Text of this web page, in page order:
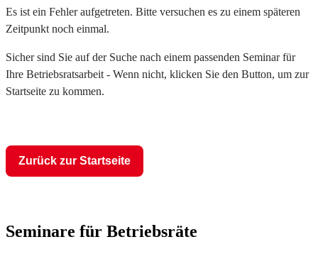
Es ist ein Fehler aufgetreten. Bitte versuchen es zu einem späteren
Zeitpunkt noch einmal.
Sicher sind Sie auf der Suche nach einem passenden Seminar für
Ihre Betriebsratsarbeit - Wenn nicht, klicken Sie den Button, um zur
Startseite zu kommen.
Zurück zur Startseite
Seminare für Betriebsräte